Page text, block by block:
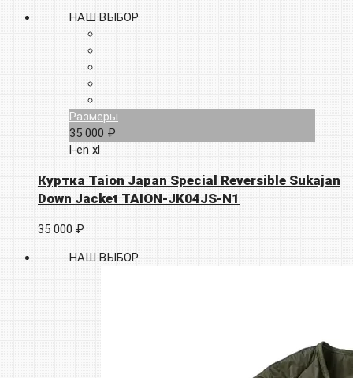
НАШ ВЫБОР
Размеры
35 000 ₽
l-en xl
Куртка Taion Japan Special Reversible Sukajan
Down Jacket TAION-JK04JS-N1
35 000 ₽
НАШ ВЫБОР